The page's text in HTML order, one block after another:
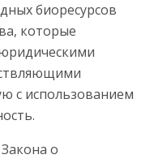
биоресурсов
которые
с использованием
о